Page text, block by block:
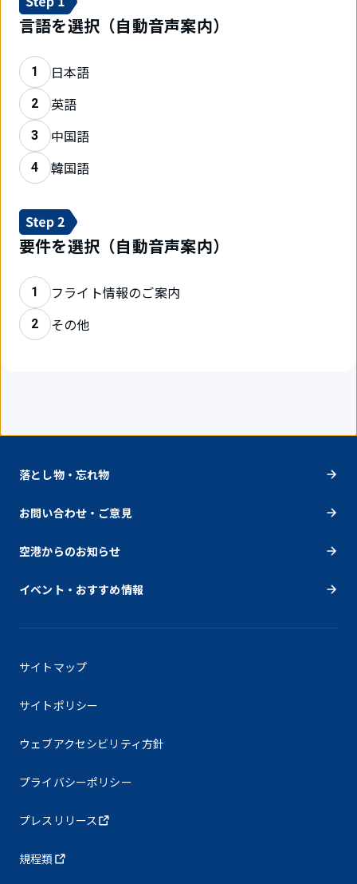
言語を選択（自動音声案内）
1 日本語
2 英語
3 中国語
4 韓国語
要件を選択（自動音声案内）
1 フライト情報のご案内
2 その他
落とし物・忘れ物
お問い合わせ・ご意見
空港からのお知らせ
イベント・おすすめ情報
サイトマップ
サイトポリシー
ウェブアクセシビリティ方針
プライバシーポリシー
プレスリリース
規程類